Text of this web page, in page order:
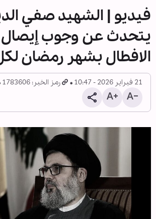
فيديو | الشهيد صفي
يتحدث عن وجوب
الافطال بشهر رمضان
21 فبراير 2026 - 10:47 رمز الخبر: 1783606